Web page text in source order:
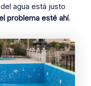
agua está justo
problema esté ahí.